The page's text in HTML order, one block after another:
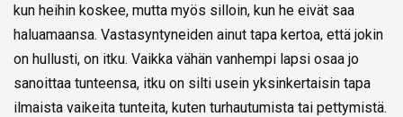
kun heihin koskee, mutta myös silloin, kun he eivät saa
haluamaansa. Vastasyntyneiden ainut tapa kertoa, että jokin
on hullusti, on itku. Vaikka vähän vanhempi lapsi osaa jo
sanoittaa tunteensa, itku on silti usein yksinkertaisin tapa
ilmaista vaikeita tunteita, kuten turhautumista tai pettymistä.